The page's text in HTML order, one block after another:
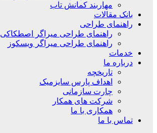
مهاربند کمانش تاب
بانک مقالات
راهنمای طراحی
راهنمای طراحی میراگر اصطکاکی
راهنمای طراحی میراگر ویسکوز
خدمات
درباره ما
تاریخچه
اهداف پارس سایزمیک
چارت سازمانی
شرکت های همکار
همکاری با ما
تماس با ما